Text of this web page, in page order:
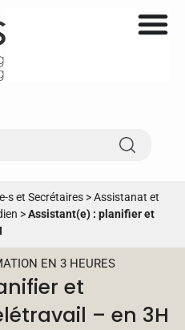
s et Secrétaires >Assistanat et
>Assistant(e) : planifier et
EN 3 HEURES
et
– en 3H